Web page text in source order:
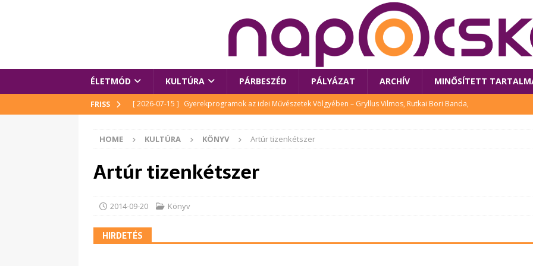
ÉLETMÓD KULTÚRA PÁRBESZÉD PÁLYÁZAT ARCHÍV MINŐSÍTETT
FRISS [ 2026-07-15 ] Gyerekprogramok az idei Művészetek Völgyében – Gryllus Vilmos, Rutkai Bori Banda,
[ 2026-07-15 ]
Megújult köztérrel várja a látogatókat az idei Művészetek Völgye
[ 2026-07-15 ]
Pihitér – megjelent Rutkai Bori Bandájának az új lemeze – interjú Rutkai Borival – koncert az
[ 2026-06-29 ] Apa kezdődik – Véssey Miklós író, költő idén a Művészetek Völgyében is fellép
HOME KULTÚRA KÖNYV Artúr tizenkétszer
Artúr tizenkétszer
2014-09-20 Könyv
HIRDETÉS